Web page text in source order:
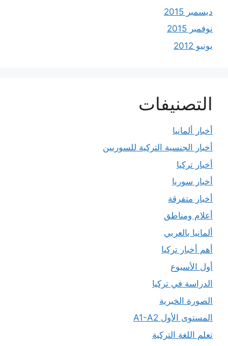
ديسمبر 2015
نوفمبر 2015
يونيو 2012
التصنيفات
أخبار ألمانيا
أخبار الجنسية التركية للسوريين
أخبار تركيا
أخبار سوريا
أخبار متفرقة
أعلام ومناطق
ألمانيا بالعربي
أهم أخبار تركيا
أول الأسبوع
الدراسة في تركيا
الصورة الخبرية
المستوى الأول A1-A2
تعلم اللغة التركية